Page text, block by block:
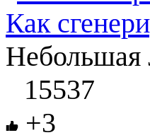
Как
Небольшая
15537
+3